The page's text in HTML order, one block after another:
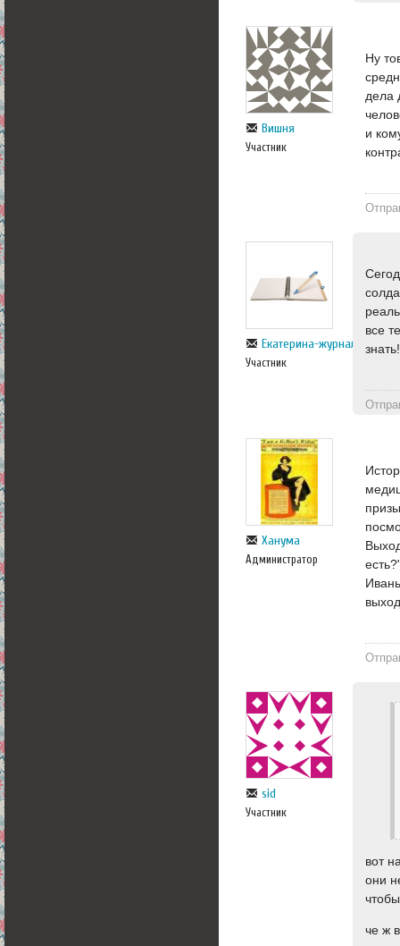
Вишня
Участник
Ну
дела
и
Екатерина-журналист
Участник
все
знать!
Ханума
Администратор
sid
Участник
вот
они
че ж